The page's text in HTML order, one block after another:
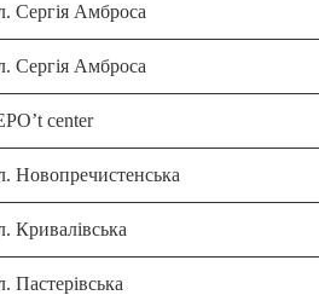
Сергія Амброса
Сергія Амброса
center
Новопречистенська
Кривалівська
Пастерівська